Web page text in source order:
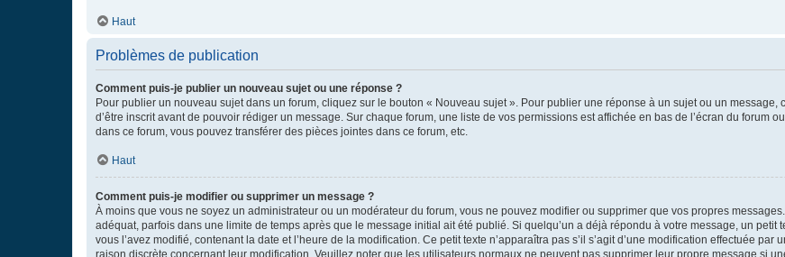
Haut
Problèmes de publication
Comment puis-je publier un nouveau sujet ou une réponse ?
Pour publier un nouveau sujet dans un forum, cliquez sur le bouton « Nouveau sujet ». Pour publier une réponse à un sujet ou un
d’être inscrit avant de pouvoir rédiger un message. Sur chaque forum, une liste de vos permissions est affichée en bas de l’écran du forum
dans ce forum, vous pouvez transférer des pièces jointes dans ce forum, etc.
Haut
Comment puis-je modifier ou supprimer un message ?
À moins que vous ne soyez un administrateur ou un modérateur du forum, vous ne pouvez modifier ou supprimer que vos propres
adéquat, parfois dans une limite de temps après que le message initial ait été publié. Si quelqu’un a déjà répondu à votre message, un
vous l’avez modifié, contenant la date et l’heure de la modification. Ce petit texte n’apparaîtra pas s’il s’agit d’une modification effectuée
raison discrète concernant leur modification. Veuillez noter que les utilisateurs normaux ne peuvent pas supprimer leur propre message si